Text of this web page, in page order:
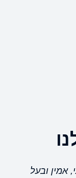
אמין ובעל